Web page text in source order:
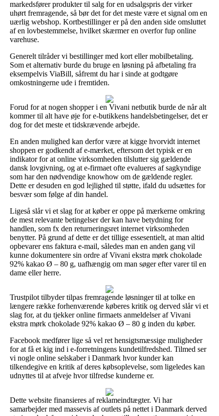
markedsfører produkter til salg for en udsalgspris der virker
uhørt fremragende, så bør det for det meste være et signal om en
uærlig webshop. Kortbestillinger er på den anden side omsluttet
af en lovbestemmelse, hvilket skærmer en overfor fup online
varehuse.
Generelt tilråder vi bestillinger med kort eller mobilbetaling.
Som et alternativ burde du bruge en løsning på afbetaling fra
eksempelvis ViaBill, såfremt du har i sinde at godtgøre
omkostningerne ude i fremtiden.
Forud for at nogen shopper i en Vivani netbutik burde de når alt
kommer til alt have øje for e-butikkens handelsbetingelser, det er
dog for det meste et tidskrævende arbejde.
En anden mulighed kan derfor være at kigge hvorvidt internet
shoppen er godkendt af e-mærket, eftersom det typisk er en
indikator for at online virksomheden tilslutter sig gældende
dansk lovgivning, og at e-firmaet ofte evalueres af sagkyndige
som har den nødvendige knowhow om de gældende regler.
Dette er desuden en god lejlighed til støtte, ifald du udsættes for
besvær som følge af din handel.
Ligeså slår vi et slag for at køber er oppe på mærkerne omkring
de mest relevante betingelser der kan have betydning for
handlen, som fx den returneringsret internet virksomheden
benytter. På grund af dette er det tillige essesentielt, at man altid
opbevarer ens faktura e-mail, således man en anden gang vil
kunne dokumentere sin ordre af Vivani ekstra mørk chokolade
92% kakao Ø – 80 g, uafhængig om man søger efter varer til en
dame eller herre.
Trustpilot tilbyder tilpas fremragende løsninger til at tolke en
længere række forhenværende køberes kritik og derved slår vi et
slag for, at du tjekker online firmaets anmeldelser af Vivani
ekstra mørk chokolade 92% kakao Ø – 80 g inden du køber.
Facebook medfører lige så vel ret hensigtsmæssige muligheder
for at få et kig ind i e-forretningens kundetilfredshed. Tilmed ser
vi nogle online selskaber i Danmark hvor kunder kan
tilkendegive en kritik af deres købsoplevelse, som ligeledes kan
udnyttes til at afveje hvor tilfredse kunderne er.
Dette website finansieres af reklameindtægter. Vi har
samarbejder med massevis af outlets på nettet i Danmark derved